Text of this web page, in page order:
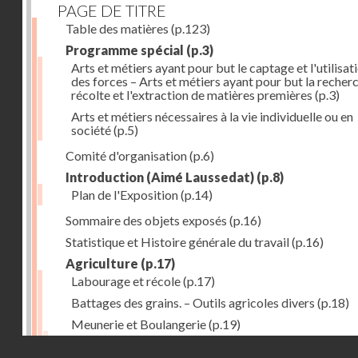
PAGE DE TITRE
Table des matières (p.123)
Programme spécial (p.3)
Arts et métiers ayant pour but le captage et
des forces – Arts et métiers ayant pour but la
récolte et l'extraction de matières premières (p.3)
Arts et métiers nécessaires à la vie individuelle ou en
société(p.5)
Comité d'organisation(p.6)
Introduction (Aimé Laussedat) (p.8)
Plan de l'Exposition(p.14)
Sommaire des objets exposés (p.16)
Statistique et Histoire générale du travail(p.16)
Agriculture (p.17)
Labourage et récole(p.17)
Battages des grains. – Outils agricoles divers (p.18)
Meunerie et Boulangerie(p.19)